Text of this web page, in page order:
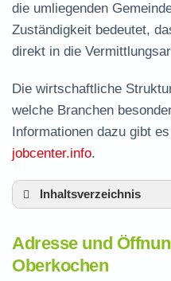
die umliegenden
Zuständigkeit bedeutet,
direkt in die
Die wirtschaftliche
welche Branchen
Informationen dazu gibt
jobcenter.info.
Inhaltsverzeichnis
Leistungen der
Oberkochen
Adresse und
Oberkochen